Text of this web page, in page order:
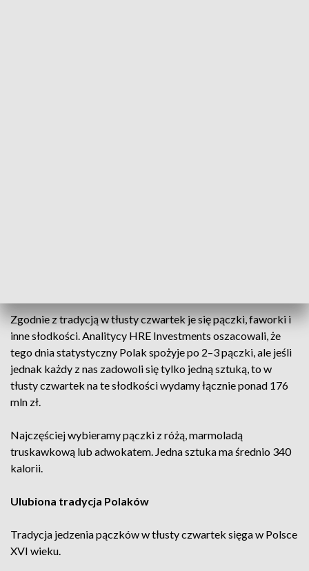
Zgodnie z tradycją w tłusty czwartek je się pączki, faworki i
inne słodkości. Analitycy HRE Investments oszacowali, że
tego dnia statystyczny Polak spożyje po 2–3 pączki, ale jeśli
jednak każdy z nas zadowoli się tylko jedną sztuką, to w
tłusty czwartek na te słodkości wydamy łącznie ponad 176
mln zł.
Najczęściej wybieramy pączki z różą, marmoladą
truskawkową lub adwokatem. Jedna sztuka ma średnio 340
kalorii.
Ulubiona tradycja Polaków
Tradycja jedzenia pączków w tłusty czwartek sięga w Polsce
XVI wieku.